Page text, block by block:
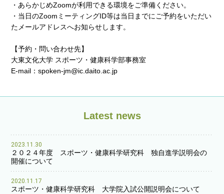
・あらかじめZoomが利用できる環境をご準備ください。
・当日のZoomミーティングID等は当日までにご予約をいただい
たメールアドレスへお知らせします。
【予約・問い合わせ先】
大東文化大学 スポーツ・健康科学部事務室
E-mail：spoken-jm@ic.daito.ac.jp
Latest news
2023.11.30
２０２４年度 スポーツ・健康科学研究科 独自進学説明会の
開催について
2020.11.17
スポーツ・健康科学研究科 大学院入試公開説明会について